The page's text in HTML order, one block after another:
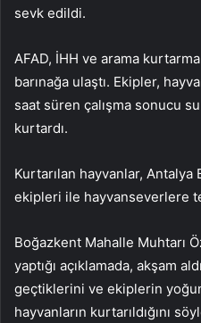
sevk edildi.
AFAD, İHH ve arama
barınağa ulaştı. Ekipler,
saat süren çalışma sonucu
kurtardı.
Kurtarılan hayvanlar,
ekipleri ile hayvanseverlere
Boğazkent Mahalle Muhtarı
yaptığı açıklamada, akşam
geçtiklerini ve ekiplerin
hayvanların kurtarıldığını